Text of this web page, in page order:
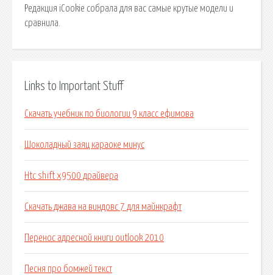
Редакция iCookie собрала для вас самые крутые модели и
сравнила.
Links to Important Stuff
Скачать учебник по биологии 9 класс ефимова
Шоколадный заяц караоке минус
Htc shift x9500 драйвера
Скачать джава на виндовс 7 для майнкрафт
Перенос адресной книги outlook 2010
Песня про бомжей текст